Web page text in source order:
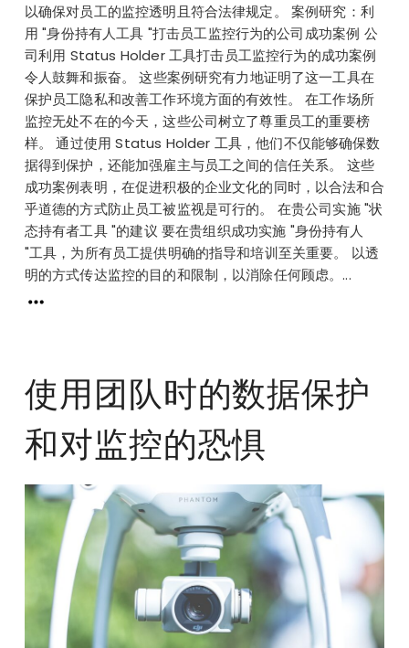
以确保对员工的监控透明且符合法律规定。 案例研究：利
用 "身份持有人工具 "打击员工监控行为的公司成功案例 公
司利用 Status Holder 工具打击员工监控行为的成功案例
令人鼓舞和振奋。 这些案例研究有力地证明了这一工具在
保护员工隐私和改善工作环境方面的有效性。 在工作场所
监控无处不在的今天，这些公司树立了尊重员工的重要榜
样。 通过使用 Status Holder 工具，他们不仅能够确保数
据得到保护，还能加强雇主与员工之间的信任关系。 这些
成功案例表明，在促进积极的企业文化的同时，以合法和合
乎道德的方式防止员工被监视是可行的。 在贵公司实施 "状
态持有者工具 "的建议 要在贵组织成功实施 "身份持有人
"工具，为所有员工提供明确的指导和培训至关重要。 以透
明的方式传达监控的目的和限制，以消除任何顾虑。...
使用团队时的数据保护
和对监控的恐惧